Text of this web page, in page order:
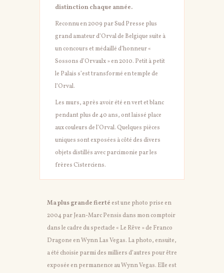
distinction chaque année.
Reconnu en 2009 par Sud Presse plus
grand amateur d’Orval de Belgique suite à
un concours et médaillé d’honneur «
Sossons d’Orvaulx » en 2010. Petit à petit
le Palais s’est transformé en temple de
l’Orval.
Les murs, après avoir été en vert et blanc
pendant plus de 40 ans, ont laissé place
aux couleurs de l’Orval. Quelques pièces
uniques sont exposées à côté des divers
objets distillés avec parcimonie par les
frères Cisterciens.
Ma plus grande fierté est une photo prise en
2004 par Jean-Marc Pensis dans mon comptoir
dans le cadre du spectacle « Le Rêve » de Franco
Dragone en Wynn Las Vegas. La photo, ensuite,
a été choisie parmi des milliers d’autres pour être
exposée en permanence au Wynn Vegas. Elle est